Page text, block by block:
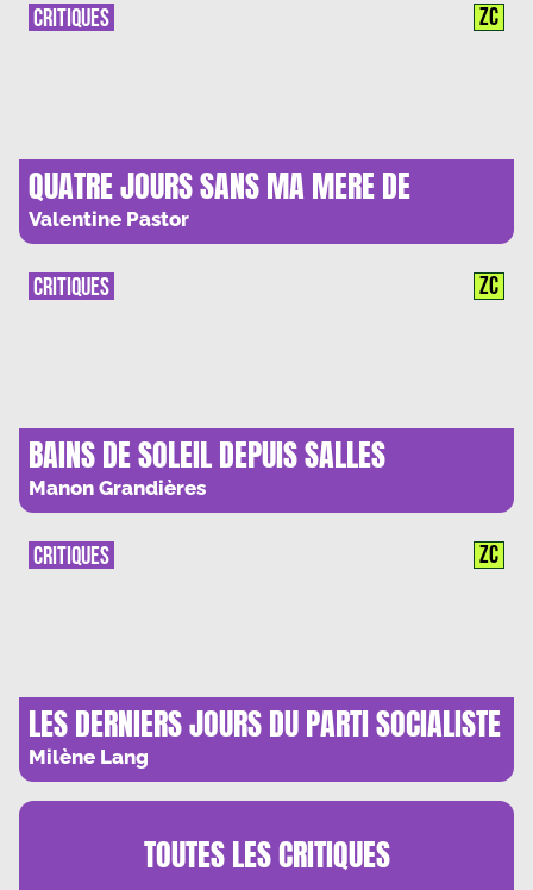
QUATRE JOURS SANS MA MERE DE
RAMSES KEFI: CHRONIQUE D’UNE
DEPENDANCE ORDINAIRE
Valentine Pastor
CRITIQUES ZC
BAINS DE SOLEIL DEPUIS SALLES
OBSCURES
Manon Grandières
CRITIQUES ZC
LES DERNIERS JOURS DU PARTI SOCIALISTE
ET L’HYPOTHESE BELLANGER
Milène Lang
CRITIQUES ZC
TOUTES LESCRITIQUES